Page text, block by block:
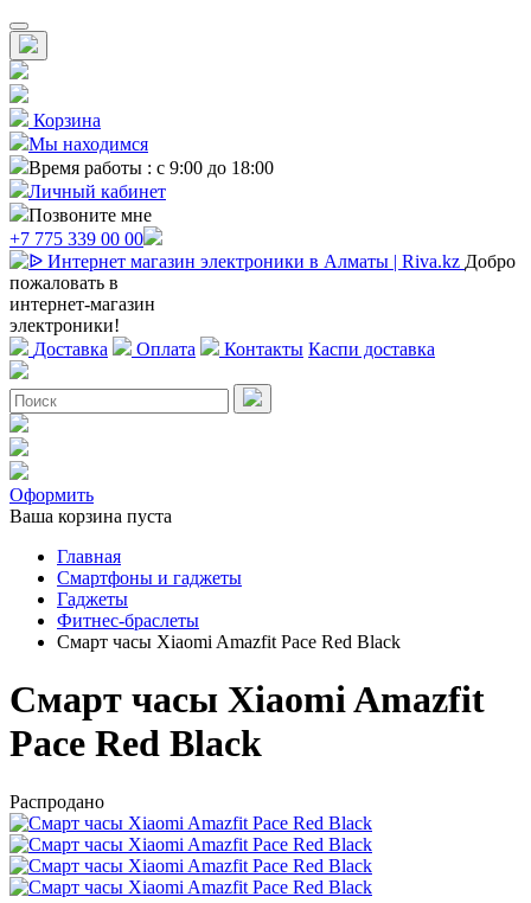
Корзина
Мы находимся
Время работы : с 9:00 до 18:00
Личный кабинет
Позвоните мне
+7 775 339 00 00
Добро
пожаловать в
интернет-магазин
электроники!
Доставка
Оплата Контакты Каспи доставка
Оформить
Ваша корзина пуста
Главная
Смартфоны и гаджеты
Гаджеты
Фитнес-браслеты
Смарт часы Xiaomi Amazfit Pace Red Black
Смарт часы Xiaomi Amazfit
Pace Red Black
Распродано